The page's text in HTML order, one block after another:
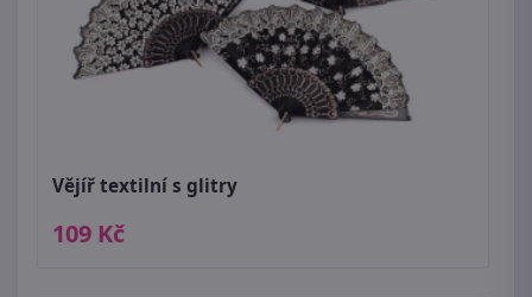
Vějíř textilní s glitry
109 Kč